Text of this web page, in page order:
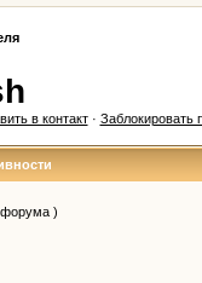
в контакт· Заблокировать
)